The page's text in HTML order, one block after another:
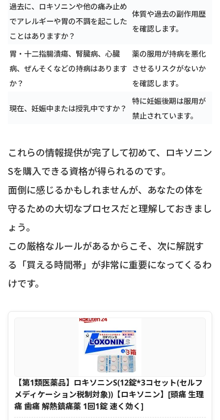
過去に、ロキソニンや他の痛み止め
でアレルギーや胃の不調を起こした
ことはありますか？
体質や過去の副作用歴
を確認します。
胃・十二指腸潰瘍、腎臓病、心臓
病、ぜんそくなどの持病はあります
か？
薬の服用が持病を悪化
させるリスクがないか
を確認します。
現在、妊娠中または授乳中ですか？
特に妊娠後期は服用が
禁止されています。
これらの情報提供が完了して初めて、ロキソニン
Sを購入できる資格が得られるのです。
面倒に感じるかもしれませんが、あなたの体を
守るための大切なプロセスだと理解しておきまし
ょう。
この厳格なルールがあるからこそ、次に解説す
る「買える時間帯」が非常に重要になってくるわ
けです。
【第1類医薬品】ロキソニンS(12錠*3コセット(セルフ
メディケーション税制対象))【ロキソニン】[頭痛 生理
痛 歯痛 解熱鎮痛薬 1回1錠 速く効く]